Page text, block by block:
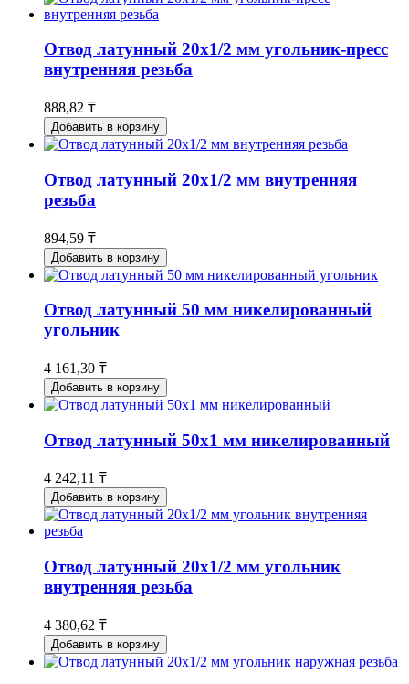
Отвод латунный 20х1/2 мм угольник-пресс
внутренняя резьба
888,82 ₸
Добавить в корзину
Отвод латунный 20х1/2 мм внутренняя
резьба
894,59 ₸
Добавить в корзину
Отвод латунный 50 мм никелированный
угольник
4 161,30 ₸
Добавить в корзину
Отвод латунный 50х1 мм никелированный
4 242,11 ₸
Добавить в корзину
Отвод латунный 20х1/2 мм угольник
внутренняя резьба
4 380,62 ₸
Добавить в корзину